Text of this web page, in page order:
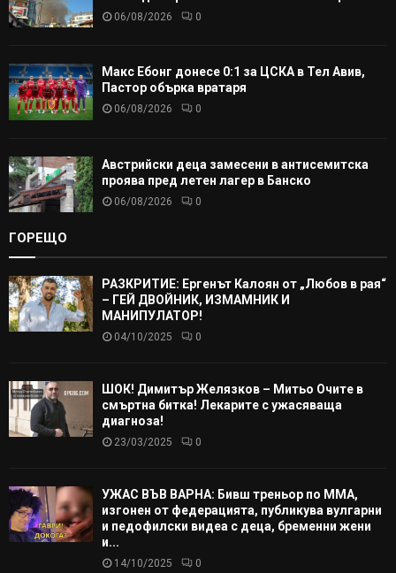
06/08/2026 0
Макс Ебонг донесе 0:1 за ЦСКА в Тел Авив,
Пастор обърка вратаря
06/08/2026 0
Австрийски деца замесени в антисемитска
проява пред летен лагер в Банско
06/08/2026 0
ГОРЕЩО
РАЗКРИТИЕ: Ергенът Калоян от „Любов в рая“
– ГЕЙ ДВОЙНИК, ИЗМАМНИК И
МАНИПУЛАТОР!
04/10/2025 0
ШОК! Димитър Желязков – Митьо Очите в
смъртна битка! Лекарите с ужасяваща
диагноза!
23/03/2025 0
УЖАС ВЪВ ВАРНА: Бивш треньор по ММА,
изгонен от федерацията, публикува вулгарни
и педофилски видеа с деца, бременни жени
и...
14/10/2025 0